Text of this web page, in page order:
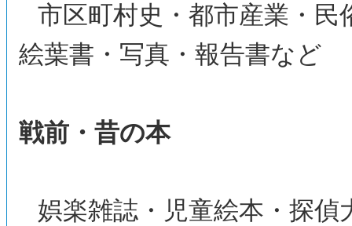
市区町村史・都市産業・民
絵葉書・写真・報告書など
戦前・昔の本
娯楽雑誌・児童絵本・探